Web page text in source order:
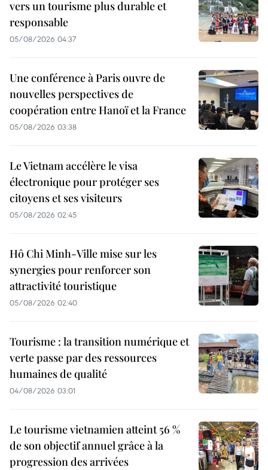
vers un tourisme plus durable et
responsable
05/08/2026 04:37
Une conférence à Paris ouvre de
nouvelles perspectives de
coopération entre Hanoï et la France
05/08/2026 03:38
Le Vietnam accélère le visa
électronique pour protéger ses
citoyens et ses visiteurs
05/08/2026 02:45
Hô Chi Minh-Ville mise sur les
synergies pour renforcer son
attractivité touristique
05/08/2026 02:40
Tourisme : la transition numérique et
verte passe par des ressources
humaines de qualité
04/08/2026 03:01
Le tourisme vietnamien atteint 56 %
de son objectif annuel grâce à la
progression des arrivées